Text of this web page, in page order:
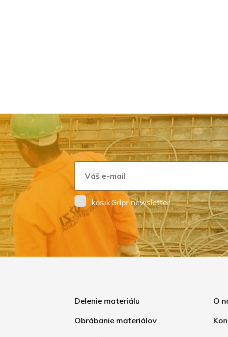
kosik.Gdpr newsletter
Delenie materiálu
Obrábanie materiálov
O